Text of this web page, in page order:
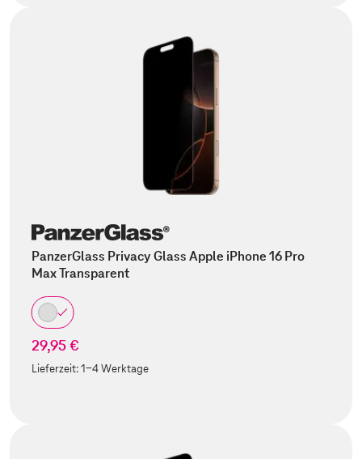
PanzerGlass Privacy Glass Apple iPhone 16 Pro
Max Transparent
29,95 €
Lieferzeit:1-4 Werktage